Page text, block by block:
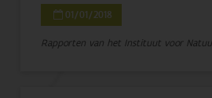
01/01/2018
Rapporten van het Instituut voor